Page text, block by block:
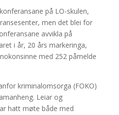
på LO-skulen,
men det blei for
avvikla på
i år, 20 års markeringa,
med 252 påmelde
kriminalomsorga (FOKO)
Leiar og
hatt møte både med